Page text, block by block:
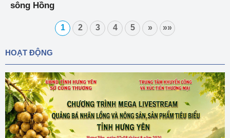
sông Hồng
1 2 3 4 5 » »»
HOẠT ĐỘNG